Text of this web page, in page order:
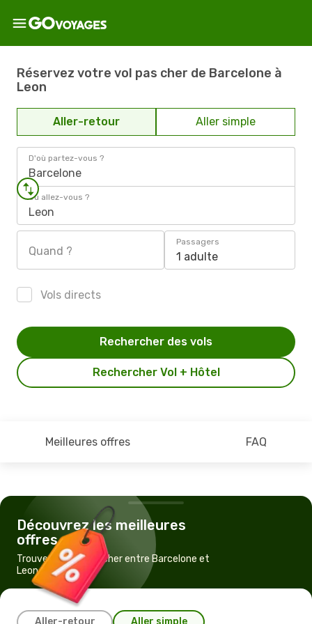
Réservez votre vol pas cher de Barcelone à
Leon
Aller-retour Aller simple
D'où partez-vous ?
Barcelone
Où allez-vous ?
Leon
Quand ?
Passagers
1 adulte
Vols directs
Rechercher Vol + Hôtel
Rechercher des vols
Meilleures offres FAQ
Découvrez les meilleures
offres
Trouvez un vol pas cher entre Barcelone et
Leon
Aller-retour Aller simple